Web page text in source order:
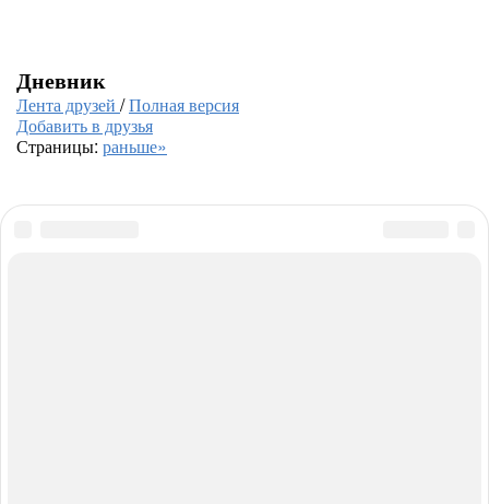
Дневник
Лента друзей /Полная версия
Добавить в друзья
Страницы: раньше»